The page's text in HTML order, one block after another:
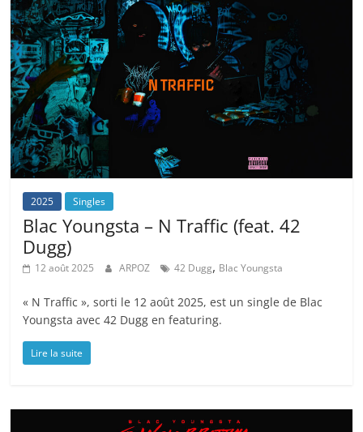
2025 Singles
Blac Youngsta – N Traffic (feat. 42
Dugg)
12 août 2025 ARPOZ 42 Dugg, Blac Youngsta
« N Traffic », sorti le 12 août 2025, est un single de Blac
Youngsta avec 42 Dugg en featuring.
Lire la suite